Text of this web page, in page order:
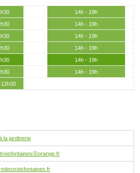
14h - 19h
14h - 19h
14h - 19h
14h - 19h
14h - 19h
14h - 19h
la jardinerie